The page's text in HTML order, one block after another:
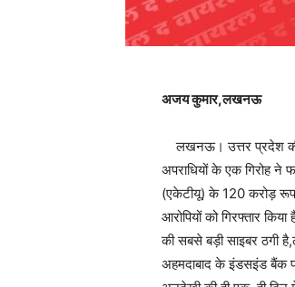
अजय कुमार,लखनऊ
लखनऊ। उत्तर प्रदेश की
अपराधियों के एक गिरोह
(एकेटीयू) के 120 करोड़
आरोपियों को गिरफ्तार
की सबसे बड़ी साइबर
अहमदाबाद के इंडसइंड बैंक